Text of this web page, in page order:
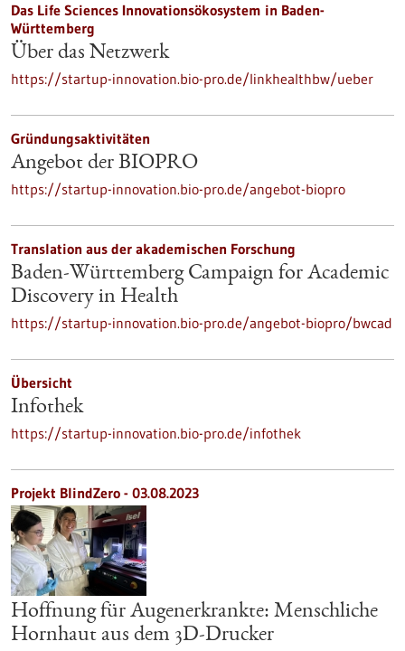
Das Life Sciences Innovationsökosystem in Baden-
Württemberg
Über das Netzwerk
https://startup-innovation.bio-pro.de/linkhealthbw/ueber
Gründungsaktivitäten
Angebot der BIOPRO
https://startup-innovation.bio-pro.de/angebot-biopro
Translation aus der akademischen Forschung
Baden-Württemberg Campaign for Academic
Discovery in Health
https://startup-innovation.bio-pro.de/angebot-biopro/bwcad
Übersicht
Infothek
https://startup-innovation.bio-pro.de/infothek
Projekt BlindZero - 03.08.2023
Hoffnung für Augenerkrankte: Menschliche
Hornhaut aus dem 3D-Drucker